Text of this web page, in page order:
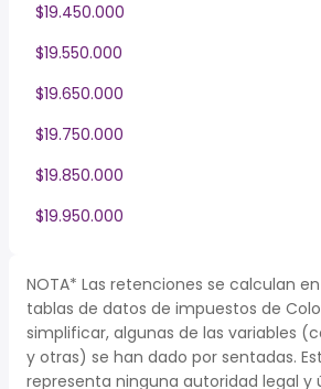
$19.450.000
$19.550.000
$19.650.000
$19.750.000
$19.850.000
$19.950.000
NOTA* Las retenciones se calculan
tablas de datos de impuestos de
simplificar, algunas de las variables
y otras) se han dado por sentadas.
representa ninguna autoridad legal y